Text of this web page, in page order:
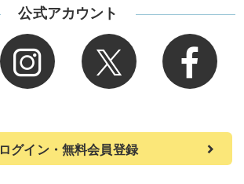
公式アカウント
ログイン・無料会員登録